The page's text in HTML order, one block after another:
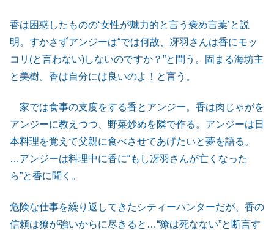
香は困惑したものの‘女性が魅力的と言う褒め言葉’と説
明。すかさずアンジーは“では何故、冴羽さんは香にモッ
コリ(と言わない)しないのですか？”と問う。固まる海坊主
と美樹。香は自分には良いのよ！と言う。
家では食事の支度をする香とアンジー。香は肉じゃがを
アンジーに教えつつ、野菜炒めを隣で作る。アンジーは日
本料理を覚えて父親に食べさせてあげたいと夢を語る。
…アンジーは料理中に香に“もし冴羽さんが亡くなった
ら”と香に聞く。
危険な仕事を繰り返してきたシティーハンターだが、香の
信頼は獠が強いからに尽きると…“獠は死なない”と断言す